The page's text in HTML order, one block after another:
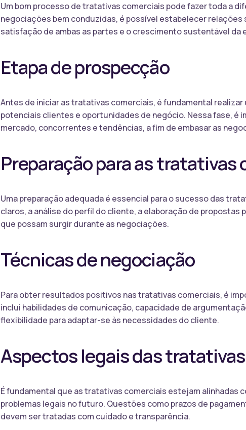
Um bom processo de tratativas comerciais pode fazer toda a
negociações bem conduzidas, é possível estabelecer
satisfação de ambas as partes e o crescimento sustentável da
Etapa de prospecção
Antes de iniciar as tratativas comerciais, é fundamental
potenciais clientes e oportunidades de negócio. Nessa fase,
mercado, concorrentes e tendências, a fim de embasar as
Preparação para as tratativas
Uma preparação adequada é essencial para o sucesso das
claros, a análise do perfil do cliente, a elaboração de
que possam surgir durante as negociações.
Técnicas de negociação
Para obter resultados positivos nas tratativas comerciais, é
inclui habilidades de comunicação, capacidade de
flexibilidade para adaptar-se às necessidades do cliente.
Aspectos legais das
É fundamental que as tratativas comerciais estejam alinhadas
problemas legais no futuro. Questões como prazos de
devem ser tratadas com cuidado e transparência.